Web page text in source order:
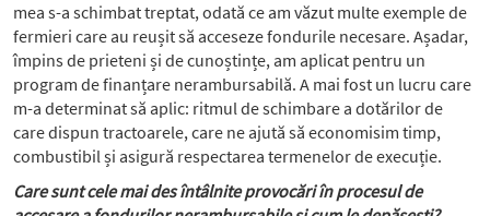
mea s-a schimbat treptat, odată ce am văzut multe exemple de
fermieri care au reușit să acceseze fondurile necesare. Așadar,
împins de prieteni și de cunoștințe, am aplicat pentru un
program de finanțare nerambursabilă. A mai fost un lucru care
m-a determinat să aplic: ritmul de schimbare a dotărilor de
care dispun tractoarele, care ne ajută să economisim timp,
combustibil și asigură respectarea termenelor de execuție.
Care sunt cele mai des întâlnite provocări în procesul de